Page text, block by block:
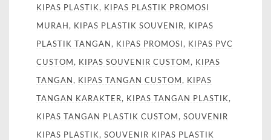
KIPAS PLASTIK , KIPAS PLASTIK PROMOSI
MURAH , KIPAS PLASTIK SOUVENIR, KIPAS
PLASTIK TANGAN , KIPAS PROMOSI , KIPAS PVC
CUSTOM , KIPAS SOUVENIR CUSTOM , KIPAS
TANGAN , KIPAS TANGAN CUSTOM , KIPAS
TANGAN KARAKTER, KIPAS TANGAN PLASTIK ,
KIPAS TANGAN PLASTIK CUSTOM , SOUVENIR
KIPAS PLASTIK , SOUVENIR KIPAS PLASTIK